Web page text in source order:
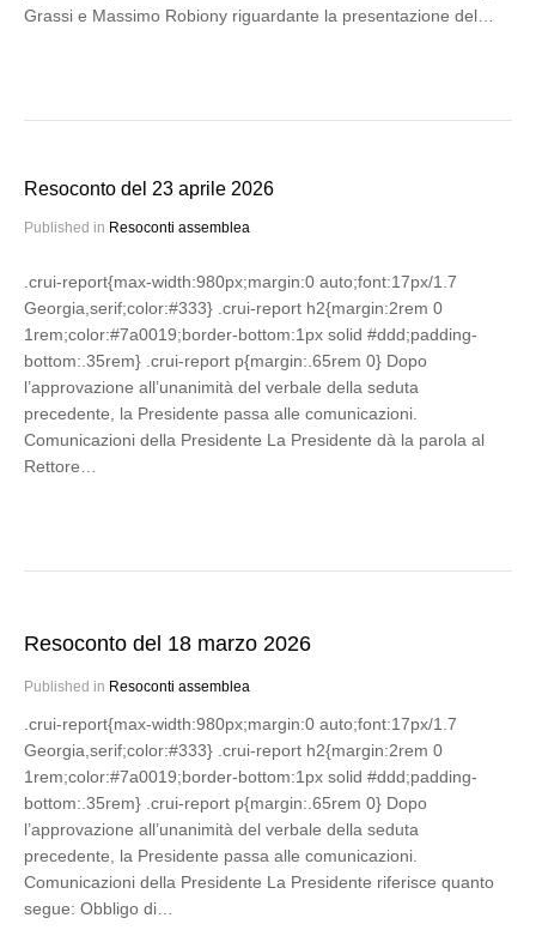
Grassi e Massimo Robiony riguardante la presentazione del…
Resoconto del 23 aprile 2026
Published in Resoconti assemblea
.crui-report{max-width:980px;margin:0 auto;font:17px/1.7
Georgia,serif;color:#333} .crui-report h2{margin:2rem 0
1rem;color:#7a0019;border-bottom:1px solid #ddd;padding-
bottom:.35rem} .crui-report p{margin:.65rem 0} Dopo
l’approvazione all’unanimità del verbale della seduta
precedente, la Presidente passa alle comunicazioni.
Comunicazioni della Presidente La Presidente dà la parola al
Rettore…
Resoconto del 18 marzo 2026
Published in Resoconti assemblea
.crui-report{max-width:980px;margin:0 auto;font:17px/1.7
Georgia,serif;color:#333} .crui-report h2{margin:2rem 0
1rem;color:#7a0019;border-bottom:1px solid #ddd;padding-
bottom:.35rem} .crui-report p{margin:.65rem 0} Dopo
l’approvazione all’unanimità del verbale della seduta
precedente, la Presidente passa alle comunicazioni.
Comunicazioni della Presidente La Presidente riferisce quanto
segue: Obbligo di…